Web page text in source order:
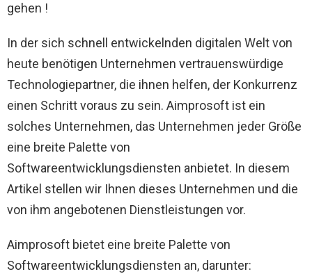
gehen !
In der sich schnell entwickelnden digitalen Welt von
heute benötigen Unternehmen vertrauenswürdige
Technologiepartner, die ihnen helfen, der Konkurrenz
einen Schritt voraus zu sein. Aimprosoft ist ein
solches Unternehmen, das Unternehmen jeder Größe
eine breite Palette von
Softwareentwicklungsdiensten anbietet. In diesem
Artikel stellen wir Ihnen dieses Unternehmen und die
von ihm angebotenen Dienstleistungen vor.
Aimprosoft bietet eine breite Palette von
Softwareentwicklungsdiensten an, darunter: